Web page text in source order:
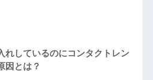
れしているのにコンタクトレン
因とは？